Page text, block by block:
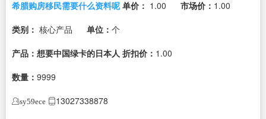
希腊购房移民需要什么资料呢 单价： 1.00 市场价： 1.00
类别： 核心产品 单位： 个
产品：想要中国绿卡的日本人 折扣价： 1.00
数量： 9999
sy59ece 13027338878